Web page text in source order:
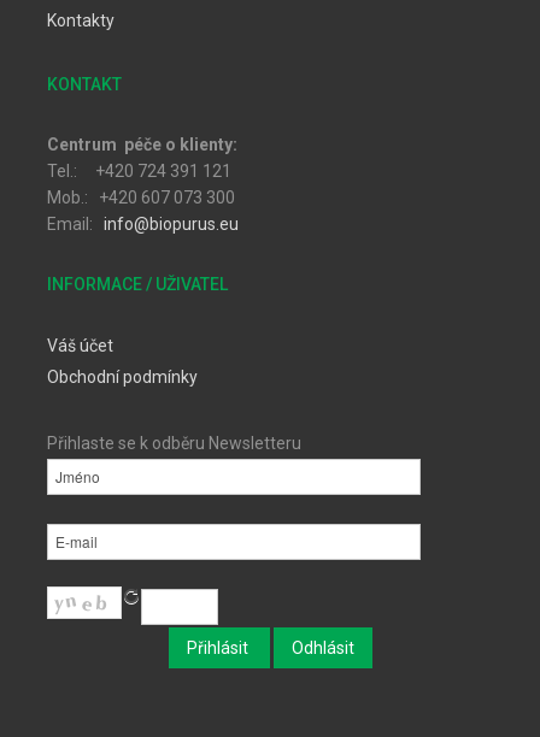
Kontakty
KONTAKT
Centrum péče o klienty:
Tel.: +420 724 391 121
Mob.: +420 607 073 300
Email: info@biopurus.eu
INFORMACE / UŽIVATEL
Váš účet
Obchodní podmínky
Přihlaste se k odběru Newsletteru